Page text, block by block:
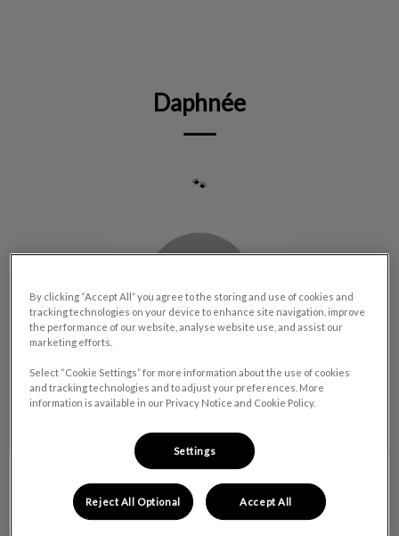
Daphnée
🐾
DaphnéeAide-technicienne
Daphnée se prépare à entreprendre sa formation en
By clicking “Accept All” you agree to the storing and use of cookies and
tracking technologies on your device to enhance site navigation, improve
the performance of our website, analyse website use, and assist our
marketing efforts.
Select “Cookie Settings” for more information about the use of cookies
and tracking technologies and to adjust your preferences. More
information is available in our Privacy Notice and Cookie Policy.
Settings
Reject All Optional Accept All